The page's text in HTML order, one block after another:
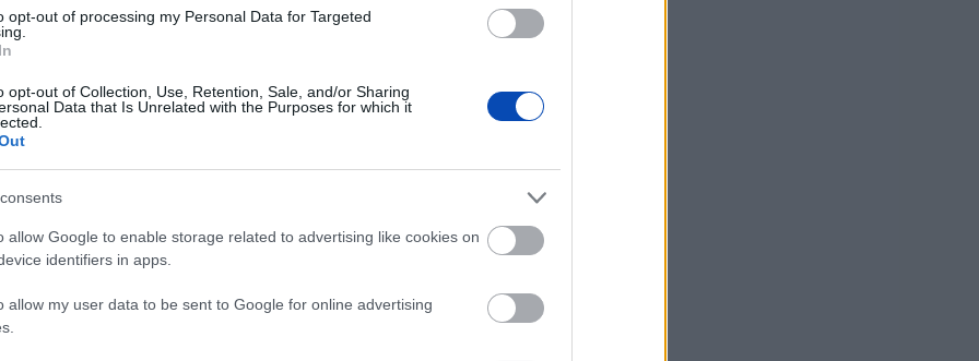
opt-out of processing my Personal Data for Targeted
opt-out of Collection, Use, Retention, Sale, and/or Sharing
Data that Is Unrelated with the Purposes for which it
allow Google to enable storage related to advertising like cookies on
identifiers in apps.
allow my user data to be sent to Google for online advertising
Fennmaradásunkat, a regionális,
egyes olvasói forint segíti, amit
kattintson az alábbi gombra.